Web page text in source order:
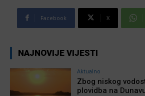
Facebook X
NAJNOVIJE VIJESTI
Aktualno
Zbog niskog
plovidba na